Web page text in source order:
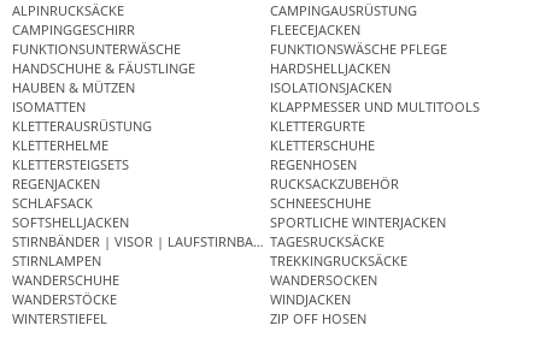
ALPINRUCKSÄCKE
CAMPINGAUSRÜSTUNG
CAMPINGGESCHIRR
FLEECEJACKEN
FUNKTIONSUNTERWÄSCHE
FUNKTIONSWÄSCHE PFLEGE
HANDSCHUHE & FÄUSTLINGE
HARDSHELLJACKEN
HAUBEN & MÜTZEN
ISOLATIONSJACKEN
ISOMATTEN
KLAPPMESSER UND MULTITOOLS
KLETTERAUSRÜSTUNG
KLETTERGURTE
KLETTERHELME
KLETTERSCHUHE
KLETTERSTEIGSETS
REGENHOSEN
REGENJACKEN
RUCKSACKZUBEHÖR
SCHLAFSACK
SCHNEESCHUHE
SOFTSHELLJACKEN
SPORTLICHE WINTERJACKEN
STIRNBÄNDER | VISOR | LAUFSTIRNBANDTAGESRUCKSÄCKE
STIRNLAMPEN
TREKKINGRUCKSÄCKE
WANDERSCHUHE
WANDERSOCKEN
WANDERSTÖCKE
WINDJACKEN
WINTERSTIEFEL
ZIP OFF HOSEN